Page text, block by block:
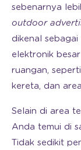
sebenarnya
outdoor
dikenal
elektronik
ruangan,
kereta, dan
Selain di area
Anda temui di
Tidak sedikit